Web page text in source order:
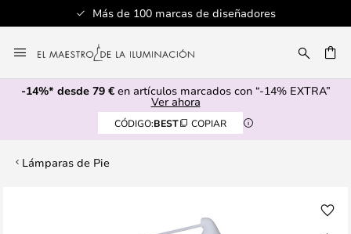
Más de 100 marcas de diseñadores
al
contenido
-14%* desde 79 €en artículos marcados con “-14% EXTRA”
Ver ahora
CÓDIGO:BEST COPIAR
Lámparas de Pie